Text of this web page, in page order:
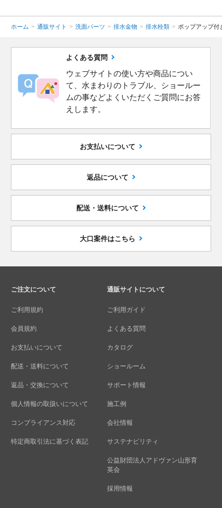
ホーム > 通販サイト > 洗面パーツ > 排水金物 > 排水栓類 > ポップアップ付
よくある質問
ウェブサイトの使い方や商品につい
て、水まわりのトラブル、ショールー
ムの事などよくいただくご質問にお答
えします。
お支払いについて
返品について
配送・送料について
大口案件はこちら
ご注文について
ご利用規約
会員規約
お支払いについて
配送・送料について
返品・交換について
個人情報の取扱いについて
コンプライアンス対応
特定商取引法に基づく表記
通販サイトについて
ご利用ガイド
よくある質問
カタログ
ショールーム
サポート情報
施工例
会社情報
サステナビリティ
公益財団法人アドヴァン山形育
英会
採用情報